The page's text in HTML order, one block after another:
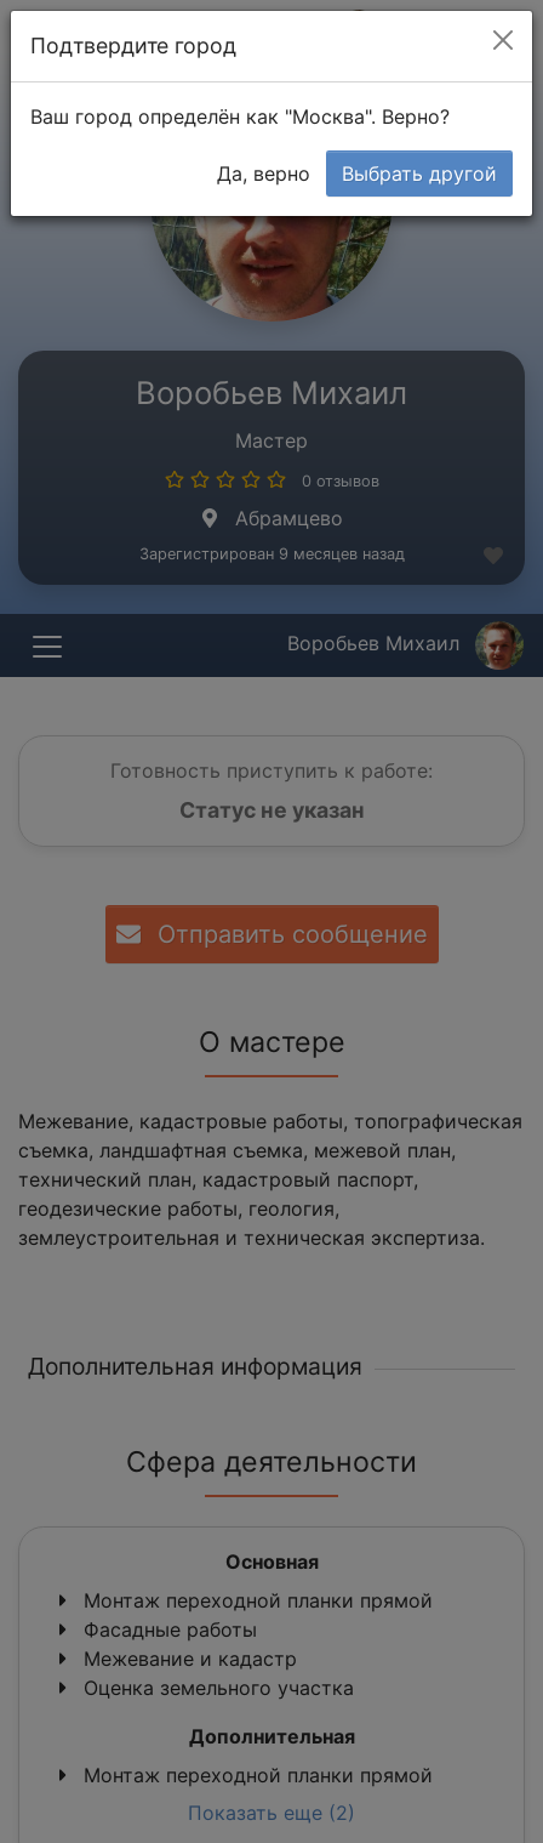
Воробьев Михаил
Мастер
0 отзывов
Абрамцево
Зарегистрирован 9 месяцев назад
Воробьев Михаил
Готовность приступить к работе:
Статус не указан
Отправить сообщение
О мастере
Межевание, кадастровые работы, топографическая
съемка, ландшафтная съемка, межевой план,
технический план, кадастровый паспорт,
геодезические работы, геология,
землеустроительная и техническая экспертиза.
Дополнительная информация
Сфера деятельности
Основная
Монтаж переходной планки прямой
Фасадные работы
Межевание и кадастр
Оценка земельного участка
Дополнительная
Монтаж переходной планки прямой
Показать еще (2)
Подтвердите город
Ваш город определён как "Москва". Верно?
Да, верно Выбрать другой